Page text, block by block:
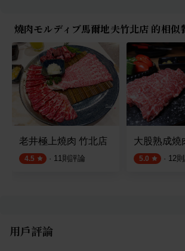
燒肉モルディブ馬爾地夫竹北店 的相似
老井極上燒肉 竹北店
4.5 · 11則評論
大股熟成燒
5.0 · 12
用戶評論